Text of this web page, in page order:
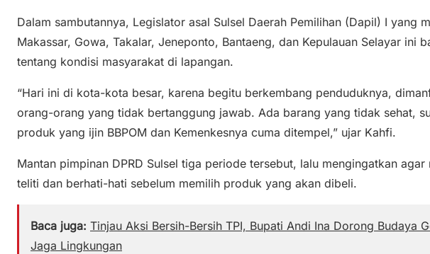
Dalam sambutannya, Legislator asal Sulsel Daerah Pemilihan (Dapil) I yang
Makassar, Gowa, Takalar, Jeneponto, Bantaeng, dan Kepulauan Selayar ini
tentang kondisi masyarakat di lapangan.
“Hari ini di kota-kota besar, karena begitu berkembang penduduknya,
orang-orang yang tidak bertanggung jawab. Ada barang yang tidak sehat,
produk yang ijin BBPOM dan Kemenkesnya cuma ditempel,” ujar Kahfi.
Mantan pimpinan DPRD Sulsel tiga periode tersebut, lalu mengingatkan
teliti dan berhati-hati sebelum memilih produk yang akan dibeli.
Baca juga: Tinjau Aksi Bersih-Bersih TPI, Bupati Andi Ina Dorong Budaya
Jaga Lingkungan